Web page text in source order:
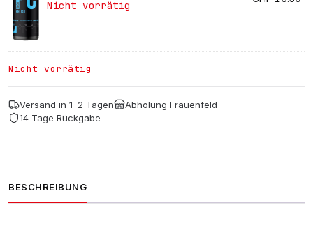
Nicht vorrätig
Nicht vorrätig
Versand in 1–2 Tagen
Abholung Frauenfeld
14 Tage Rückgabe
BESCHREIBUNG